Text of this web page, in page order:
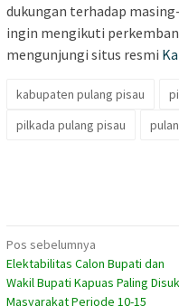
dukungan terhadap
ingin mengikuti
mengunjungi situs resmi
kabupaten pulang pisau
pilkada pulang pisau
Navigasi
pos
Pos sebelumnya
Elektabilitas Calon Bupati dan
Wakil Bupati Kapuas Paling
Masyarakat Periode 10-15